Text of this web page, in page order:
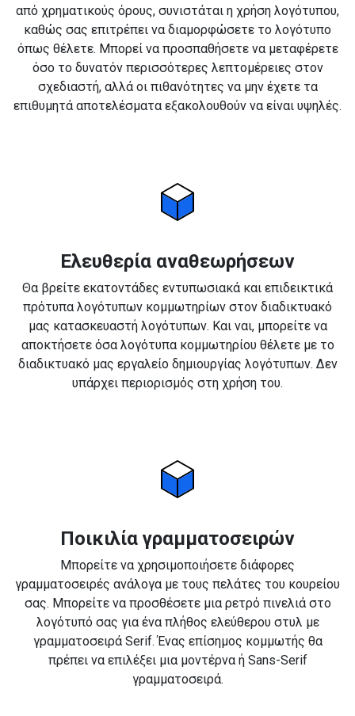
από χρηματικούς όρους, συνιστάται η χρήση λογότυπου,
καθώς σας επιτρέπει να διαμορφώσετε το λογότυπο
όπως θέλετε. Μπορεί να προσπαθήσετε να μεταφέρετε
όσο το δυνατόν περισσότερες λεπτομέρειες στον
σχεδιαστή, αλλά οι πιθανότητες να μην έχετε τα
επιθυμητά αποτελέσματα εξακολουθούν να είναι υψηλές.
Ελευθερία αναθεωρήσεων
Θα βρείτε εκατοντάδες εντυπωσιακά και επιδεικτικά
πρότυπα λογότυπων κομμωτηρίων στον διαδικτυακό
μας κατασκευαστή λογότυπων. Και ναι, μπορείτε να
αποκτήσετε όσα λογότυπα κομμωτηρίου θέλετε με το
διαδικτυακό μας εργαλείο δημιουργίας λογότυπων. Δεν
υπάρχει περιορισμός στη χρήση του.
Ποικιλία γραμματοσειρών
Μπορείτε να χρησιμοποιήσετε διάφορες
γραμματοσειρές ανάλογα με τους πελάτες του κουρείου
σας. Μπορείτε να προσθέσετε μια ρετρό πινελιά στο
λογότυπό σας για ένα πλήθος ελεύθερου στυλ με
γραμματοσειρά Serif. Ένας επίσημος κομμωτής θα
πρέπει να επιλέξει μια μοντέρνα ή Sans-Serif
γραμματοσειρά.